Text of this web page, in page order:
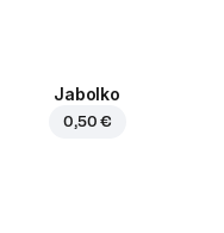
Jabolko
0,50 €